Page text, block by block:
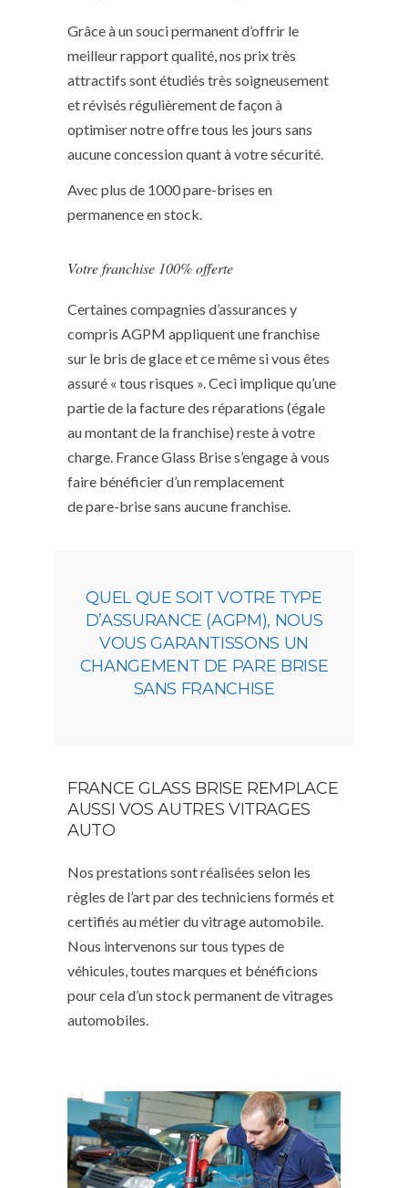
Grâce à un souci permanent d’offrir le
meilleur rapport qualité, nos prix très
attractifs sont étudiés très soigneusement
et révisés régulièrement de façon à
optimiser notre offre tous les jours sans
aucune concession quant à votre sécurité.
Avec plus de 1000 pare-brises en
permanence en stock.
Votre franchise 100% offerte
Certaines compagnies d’assurances y
compris AGPM appliquent une franchise
sur le bris de glace et ce même si vous êtes
assuré « tous risques ». Ceci implique qu’une
partie de la facture des réparations (égale
au montant de la franchise) reste à votre
charge. France Glass Brise s’engage à vous
faire bénéficier d’un remplacement
de pare-brise sans aucune franchise.
QUEL QUE SOIT VOTRE TYPE
D’ASSURANCE (AGPM), NOUS
VOUS GARANTISSONS UN
CHANGEMENT DE PARE BRISE
SANS FRANCHISE
FRANCE GLASS BRISE REMPLACE
AUSSI VOS AUTRES VITRAGES
AUTO
Nos prestations sont réalisées selon les
règles de l’art par des techniciens formés et
certifiés au métier du vitrage automobile.
Nous intervenons sur tous types de
véhicules, toutes marques et bénéficions
pour cela d’un stock permanent de vitrages
automobiles.